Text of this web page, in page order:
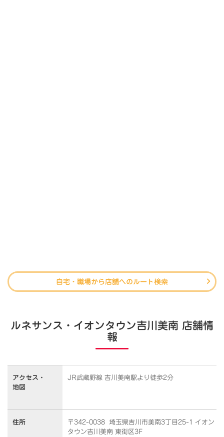
自宅・職場から店舗へのルート検索
ルネサンス・イオンタウン吉川美南 店舗情
報
アクセス・
地図
JR武蔵野線 吉川美南駅より徒歩2分
住所
〒342-0038 埼玉県吉川市美南3丁目25-1 イオン
タウン吉川美南 東街区3F